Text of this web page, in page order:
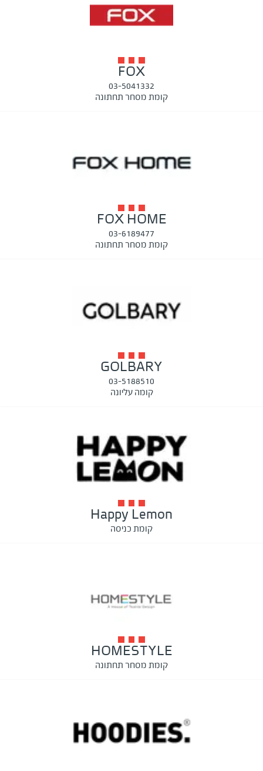
FOX
03-5041332
קומת מסחר תחתונה
FOX HOME
03-6189477
קומת מסחר תחתונה
GOLBARY
03-5188510
קומה עליונה
Happy Lemon
קומת כניסה
HOMESTYLE
קומת מסחר תחתונה